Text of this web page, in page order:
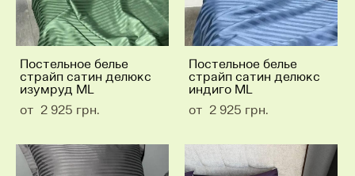
Постельное белье
страйп сатин делюкс
изумруд ML
от 2 925 грн.
Постельное белье
страйп сатин делюкс
индиго ML
от 2 925 грн.